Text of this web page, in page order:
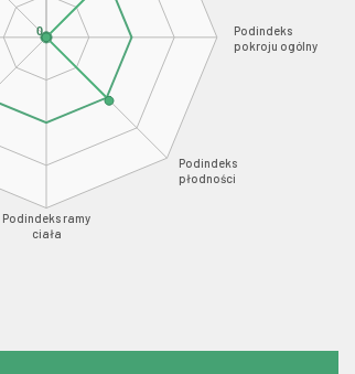
Podindeks
pokroju ogólny
Podindeks
płodności
Podindeks ramy
ciała
0